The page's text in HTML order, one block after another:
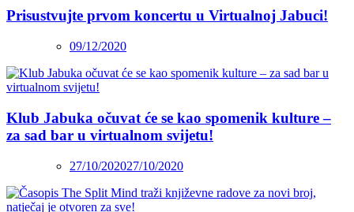
Prisustvujte prvom koncertu u Virtualnoj Jabuci!
09/12/2020
Klub Jabuka očuvat će se kao spomenik kulture –
za sad bar u virtualnom svijetu!
27/10/202027/10/2020